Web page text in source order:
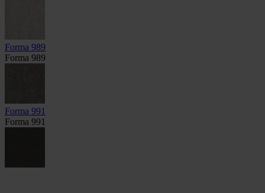
Forma 989
Forma 989
Forma 991
Forma 991